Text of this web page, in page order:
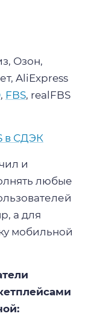
Озон,
AliExpress
, FBS, realFBS
в СДЭК
и
любые
а для
мобильной